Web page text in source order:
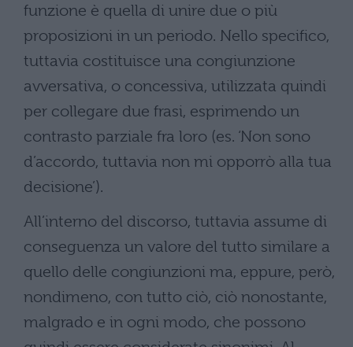
funzione è quella di unire due o più
proposizioni in un periodo. Nello specifico,
tuttavia costituisce una congiunzione
avversativa, o concessiva, utilizzata quindi
per collegare due frasi, esprimendo un
contrasto parziale fra loro (es. ‘Non sono
d’accordo, tuttavia non mi opporrò alla tua
decisione’).
All’interno del discorso, tuttavia assume di
conseguenza un valore del tutto similare a
quello delle congiunzioni ma, eppure, però,
nondimeno, con tutto ciò, ciò nonostante,
malgrado e in ogni modo, che possono